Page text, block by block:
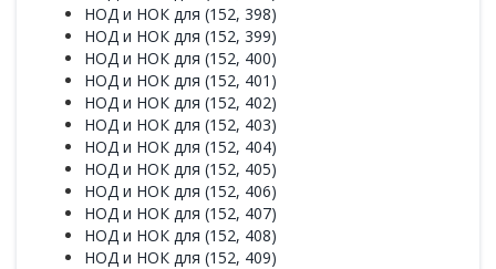
НОД и НОК для (152, 398)
НОД и НОК для (152, 399)
НОД и НОК для (152, 400)
НОД и НОК для (152, 401)
НОД и НОК для (152, 402)
НОД и НОК для (152, 403)
НОД и НОК для (152, 404)
НОД и НОК для (152, 405)
НОД и НОК для (152, 406)
НОД и НОК для (152, 407)
НОД и НОК для (152, 408)
НОД и НОК для (152, 409)